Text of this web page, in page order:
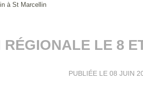
à St Marcellin
RÉGIONALE LE 8
PUBLIÉE LE 08 JUIN